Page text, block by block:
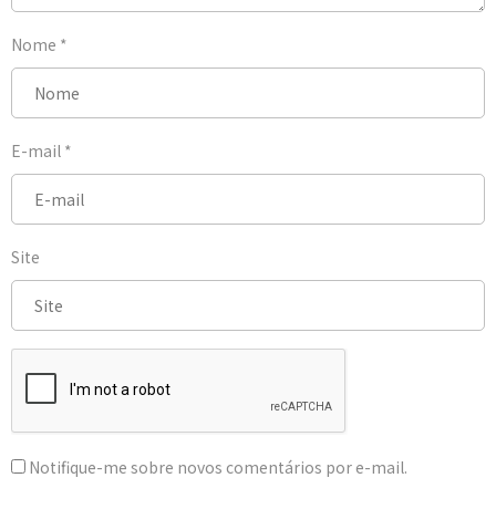
Nome *
E-mail *
Site
Notifique-me sobre novos comentários por e-mail.